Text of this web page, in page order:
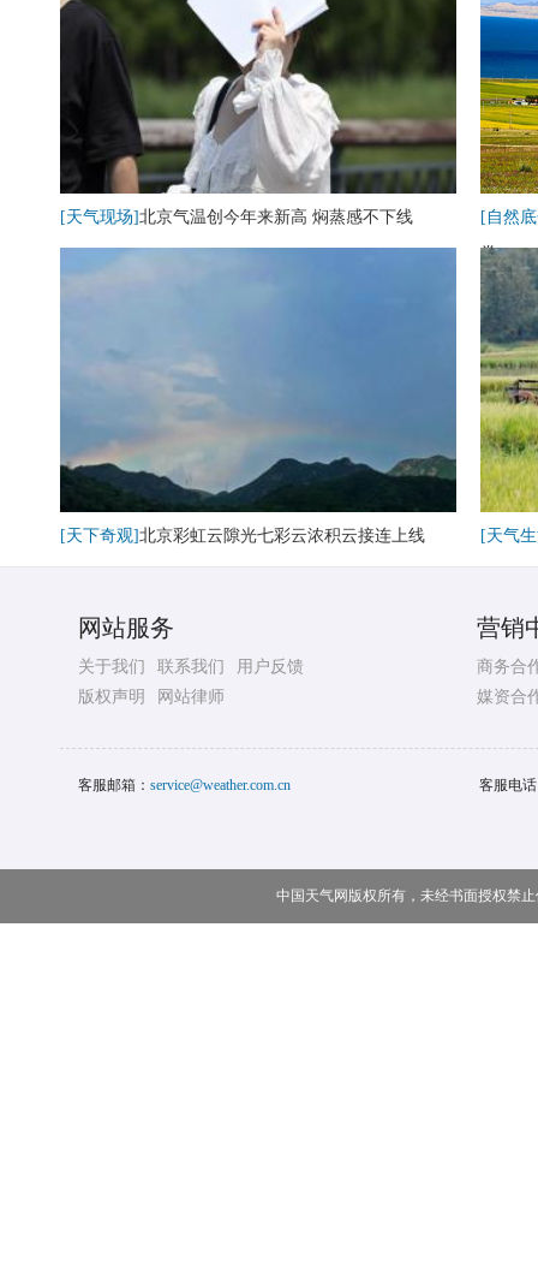
[天气现场]北京气温创今年来新高 焖蒸感不下线
[自然
卷
[天下奇观]北京彩虹云隙光七彩云浓积云接连上线 [天气
网站服务
关于我们 联系我们
用户反馈
版权声明
网站律师
营销
商务合
媒资合
客服邮箱： service@weather.com.cn 客服电
中国天气网版权所有，未经书面授权